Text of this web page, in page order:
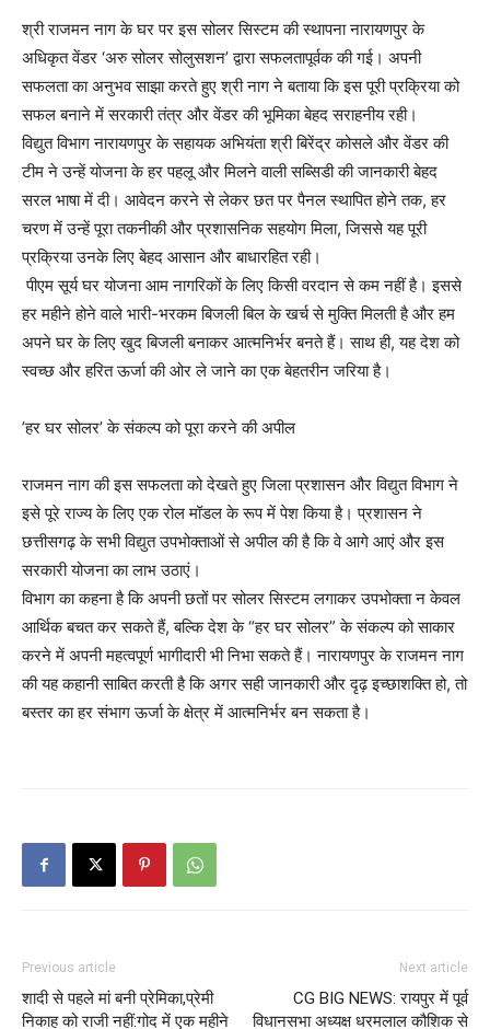
​श्री राजमन नाग के घर पर इस सोलर सिस्टम की स्थापना नारायणपुर के
अधिकृत वेंडर ‘अरु सोलर सोलुसशन’ द्वारा सफलतापूर्वक की गई। अपनी
सफलता का अनुभव साझा करते हुए श्री नाग ने बताया कि इस पूरी प्रक्रिया को
सफल बनाने में सरकारी तंत्र और वेंडर की भूमिका बेहद सराहनीय रही।
​विद्युत विभाग नारायणपुर के सहायक अभियंता श्री बिरेंद्र कोसले और वेंडर की
टीम ने उन्हें योजना के हर पहलू और मिलने वाली सब्सिडी की जानकारी बेहद
सरल भाषा में दी। आवेदन करने से लेकर छत पर पैनल स्थापित होने तक, हर
चरण में उन्हें पूरा तकनीकी और प्रशासनिक सहयोग मिला, जिससे यह पूरी
प्रक्रिया उनके लिए बेहद आसान और बाधारहित रही।
​ पीएम सूर्य घर योजना आम नागरिकों के लिए किसी वरदान से कम नहीं है। इससे
हर महीने होने वाले भारी-भरकम बिजली बिल के खर्च से मुक्ति मिलती है और हम
अपने घर के लिए खुद बिजली बनाकर आत्मनिर्भर बनते हैं। साथ ही, यह देश को
स्वच्छ और हरित ऊर्जा की ओर ले जाने का एक बेहतरीन जरिया है।
​’हर घर सोलर’ के संकल्प को पूरा करने की अपील
​राजमन नाग की इस सफलता को देखते हुए जिला प्रशासन और विद्युत विभाग ने
इसे पूरे राज्य के लिए एक रोल मॉडल के रूप में पेश किया है। प्रशासन ने
छत्तीसगढ़ के सभी विद्युत उपभोक्ताओं से अपील की है कि वे आगे आएं और इस
सरकारी योजना का लाभ उठाएं।
​विभाग का कहना है कि अपनी छतों पर सोलर सिस्टम लगाकर उपभोक्ता न केवल
आर्थिक बचत कर सकते हैं, बल्कि देश के “हर घर सोलर” के संकल्प को साकार
करने में अपनी महत्वपूर्ण भागीदारी भी निभा सकते हैं। नारायणपुर के राजमन नाग
की यह कहानी साबित करती है कि अगर सही जानकारी और दृढ़ इच्छाशक्ति हो, तो
बस्तर का हर संभाग ऊर्जा के क्षेत्र में आत्मनिर्भर बन सकता है।
Previous article
शादी से पहले मां बनी प्रेमिका,प्रेमी
निकाह को राजी नहीं:गोद में एक महीने
Next article
CG BIG NEWS: रायपुर में पूर्व
विधानसभा अध्यक्ष धरमलाल कौशिक से